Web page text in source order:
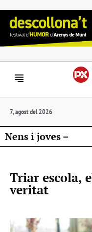
7, agost del 2026
Nens i joves –
Triar escola,
veritat